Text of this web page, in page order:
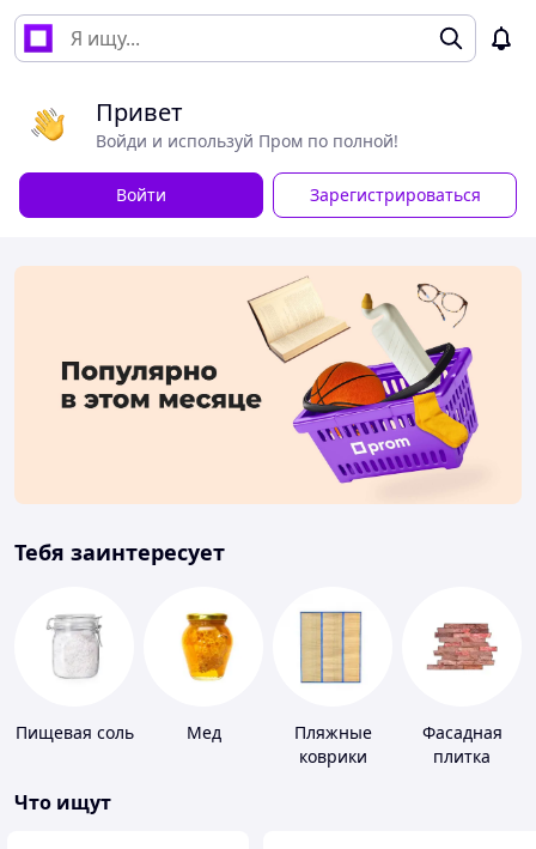
Привет
Войди и используй Пром по полной!
Войти Зарегистрироваться
Тебя заинтересует
Пищевая соль Мед
Пляжные
коврики
Фасадная
плитка
Что ищут